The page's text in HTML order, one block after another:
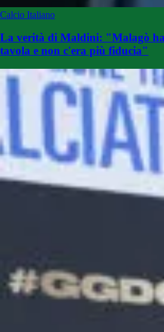
Calcio Italiano
La verità di Maldini: "Malagò
tavola e non c'era più fiducia"